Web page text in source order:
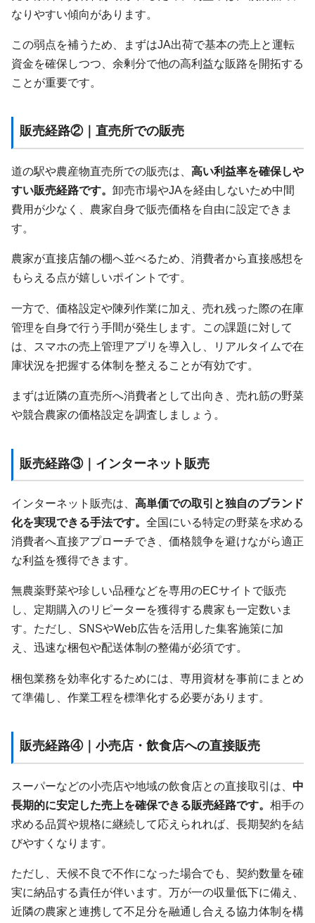
なりやすい傾向があります。
この弱点を補うため、まずはJA出荷で基本の売上と運転
資金を確保しつつ、余剰分で他の高利益な販路を開拓する
ことが重要です。
販売経路②｜直売所での販売
道の駅や農産物直売所での販売は、 高い利益率を確保しや
すい販売経路です。 卸売市場やJAを経由しないため中間
費用が少なく、農家自身で販売価格を自由に設定できま
す。
農家が直接店舗の棚へ並べるため、消費者から直接感想を
もらえる点が嬉しいポイントです。
一方で、価格設定や陳列作業に加え、売れ残った際の在庫
管理を自身で行う手間が発生します。この課題に対して
は、スマホの売上管理アプリを導入し、リアルタイムで在
庫状況を把握する体制を整えることが有効です。
まずは近隣の直売所へ消費者として出向き、売れ筋の野菜
や競合農家の価格設定を調査しましょう。
販売経路③｜インターネット販売
インターネット販売は、 高単価での取引と独自のブランド
化を実現できる手法です。 全国にいる特定の野菜を求める
消費者へ直接アプローチでき、価格競争を避けながら適正
な利益を獲得できます。
無農薬野菜や珍しい品種などを専用のECサイトで販売
し、定期購入のリピーターを獲得する農家も一定数いま
す。ただし、SNSやWeb広告を活用した集客施策に加
え、迅速な梱包や配送体制の整備が必須です。
梱包業務を効率化するためには、専用資材を事前にまとめ
て準備し、作業工程を標準化する必要があります。
販売経路④｜小売店・飲食店への直接販売
スーパーなどの小売店や地域の飲食店との直接取引は、 中
長期的に安定した売上を確保できる販売経路です。 相手の
求める品質や規格に継続して応えられれば、長期契約を結
びやすくなります。
ただし、天候不良で不作になった場合でも、契約数量を確
実に納品する責任が伴います。万が一の収量低下に備え、
近隣の農家と連携して不足分を融通し合える協力体制を構